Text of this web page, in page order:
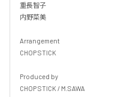
重長智子
内野菜美
Arrangement
CHOP STICK
Produced by
CHOP STICK / M.SAWA